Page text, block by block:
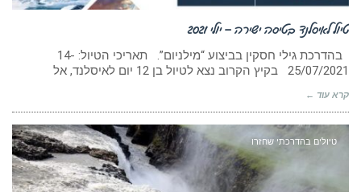
טיול לאיסלנד בטיסה ישירה – יולי 2021
בהדרכת גילי חסקין בביצוע “מילניום”. תאריכי הטיול: 14-
25/07/2021 בקיץ הקרוב נצא לטיול בן 12 יום לאיסלנד, אל
קרא עוד ←
טיולים בהדרכתי שחזרו